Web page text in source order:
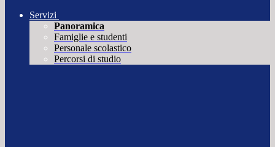
Servizi
Panoramica
Famiglie e studenti
Personale scolastico
Percorsi di studio